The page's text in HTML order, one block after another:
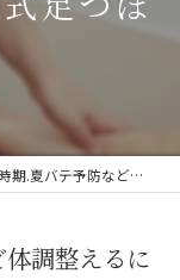
防など体調整えるには台湾式足つぼがおス...
調整えるに